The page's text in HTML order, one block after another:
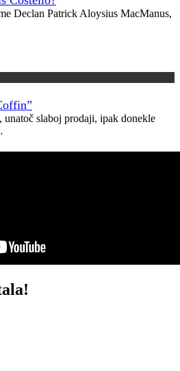
Declan Patrick Aloysius MacManus,
unatoč slaboj prodaji, ipak donekle